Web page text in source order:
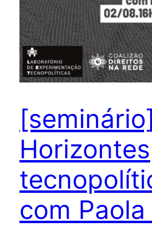
[seminário]
Horizontes
com